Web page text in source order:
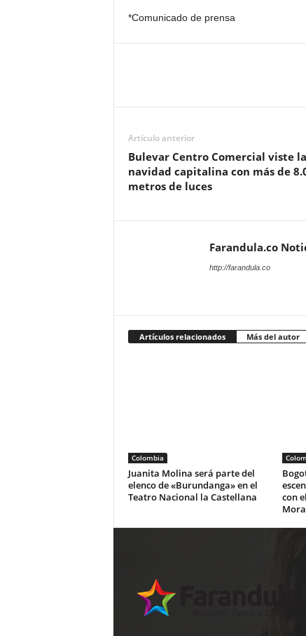
*Comunicado de prensa
Artículo anterior
Bulevar Centro Comercial viste la
navidad capitalina con más de
metros de luces
Farandula.co
http://farandula.co
Artículos relacionados Más del autor
Colombia
Juanita Molina será parte del
elenco de «Burundanga» en el
Teatro Nacional la Castellana
con